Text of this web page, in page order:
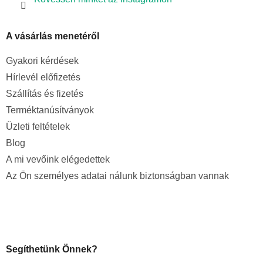
A vásárlás menetéről
Gyakori kérdések
Hírlevél előfizetés
Szállítás és fizetés
Terméktanúsítványok
Üzleti feltételek
Blog
A mi vevőink elégedettek
Az Ön személyes adatai nálunk biztonságban vannak
Segíthetünk Önnek?